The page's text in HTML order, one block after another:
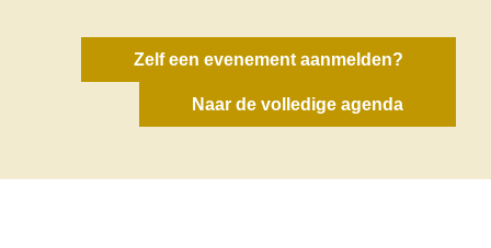
Zelf een evenement aanmelden?
Naar de volledige agenda